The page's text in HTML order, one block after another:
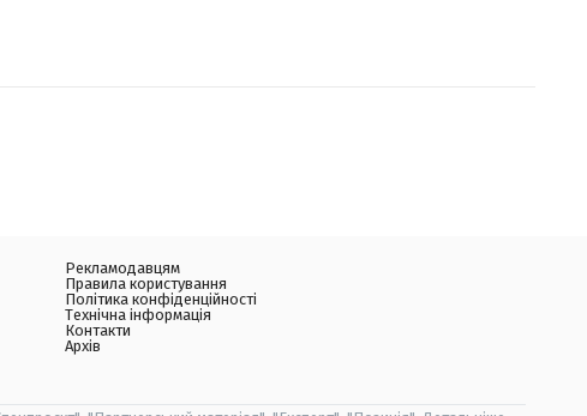
Рекламодавцям
Правила користування
Політика конфіденційності
Технічна інформація
Контакти
Архів